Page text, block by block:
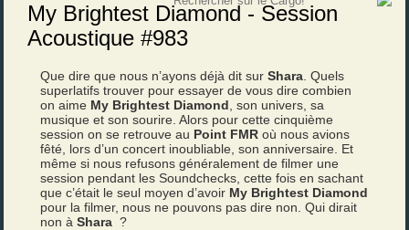
My Brightest Diamond - Session
Acoustique #983
Que dire que nous n’ayons déjà dit surShara . Quels
superlatifs trouver pour essayer de vous dire combien
on aime My Brightest Diamond , son univers, sa
musique et son sourire. Alors pour cette cinquième
session on se retrouve au Point FMR où nous avions
fêté, lors d’un concert inoubliable, son anniversaire. Et
même si nous refusons généralement de filmer une
session pendant les Soundchecks, cette fois en sachant
que c’était le seul moyen d’avoir My Brightest Diamond
pour la filmer, nous ne pouvons pas dire non. Qui dirait
non àShara ?